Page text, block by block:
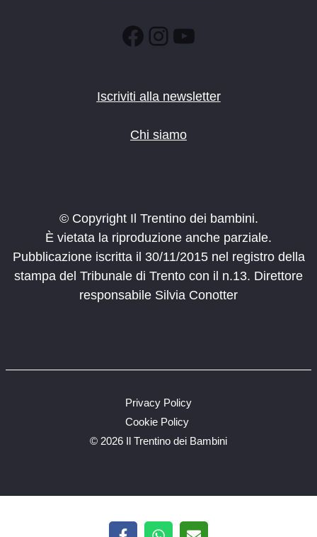
Facebook
Instagram
YouTube
Iscriviti alla newsletter
Chi siamo
© Copyright Il Trentino dei bambini.
È vietata la riproduzione anche parziale.
Pubblicazione iscritta il 30/11/2015 nel registro della
stampa del Tribunale di Trento con il n.13. Direttore
responsabile Silvia Conotter
© 2026 Il Trentino dei Bambini
Privacy Policy
Cookie Policy